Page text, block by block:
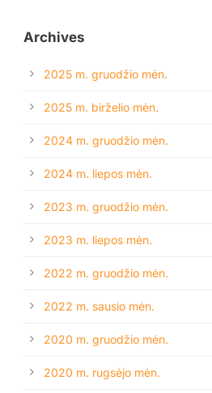
Archives
2025 m. gruodžio mėn.
2025 m. birželio mėn.
2024 m. gruodžio mėn.
2024 m. liepos mėn.
2023 m. gruodžio mėn.
2023 m. liepos mėn.
2022 m. gruodžio mėn.
2022 m. sausio mėn.
2020 m. gruodžio mėn.
2020 m. rugsėjo mėn.